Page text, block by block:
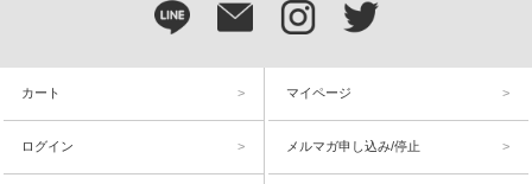
カート マイページ
ログイン メルマガ申し込み/停止